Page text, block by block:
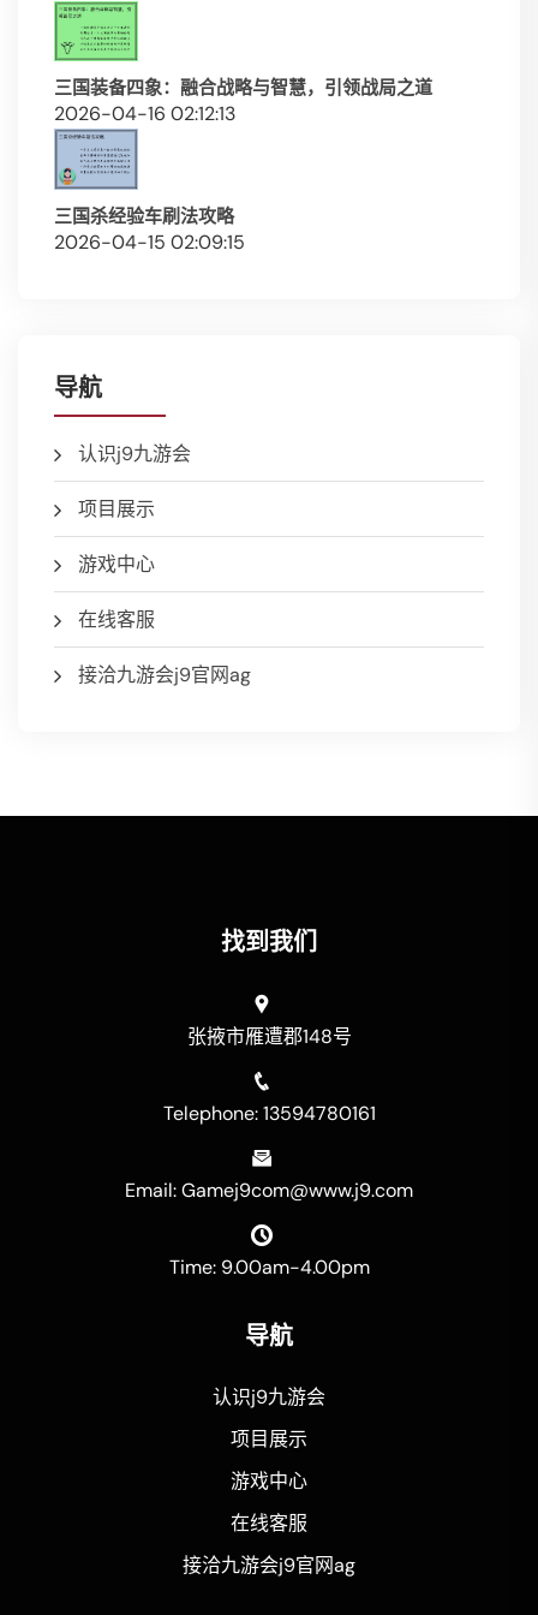
三国装备四象：融合战略与智慧，引领战局之道
2026-04-16 02:12:13
三国杀经验车刷法攻略
2026-04-15 02:09:15
导航
认识j9九游会
项目展示
游戏中心
在线客服
接洽九游会j9官网ag
找到我们
张掖市雁遭郡148号
Telephone: 13594780161
Email: Gamej9com@www.j9.com
Time: 9.00am-4.00pm
导航
认识j9九游会
项目展示
游戏中心
在线客服
接洽九游会j9官网ag